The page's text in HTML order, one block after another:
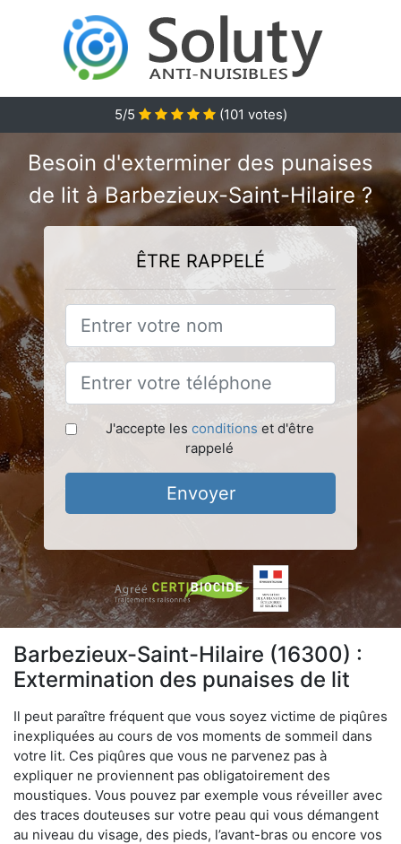
5/5 (101 votes)
Besoin d'exterminer des punaises
de lit à Barbezieux-Saint-Hilaire ?
ÊTRE RAPPELÉ
J'accepte les conditions et d'être
rappelé
Envoyer
Barbezieux-Saint-Hilaire (16300) :
Extermination des punaises de lit
Il peut paraître fréquent que vous soyez victime de piqûres
inexpliquées au cours de vos moments de sommeil dans
votre lit. Ces piqûres que vous ne parvenez pas à
expliquer ne proviennent pas obligatoirement des
moustiques. Vous pouvez par exemple vous réveiller avec
des traces douteuses sur votre peau qui vous démangent
au niveau du visage, des pieds, l’avant-bras ou encore vos